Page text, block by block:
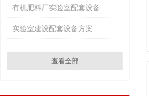
有机肥料厂实验室配套设备
实验室建设配套设备方案
查看全部